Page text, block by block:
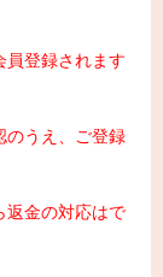
員登録されます
のうえ、ご登録
返金の対応はで